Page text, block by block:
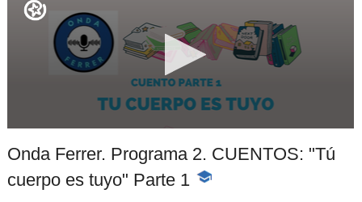
Onda Ferrer. Programa 2. CUENTOS: "Tú
cuerpo es tuyo" Parte 1 -